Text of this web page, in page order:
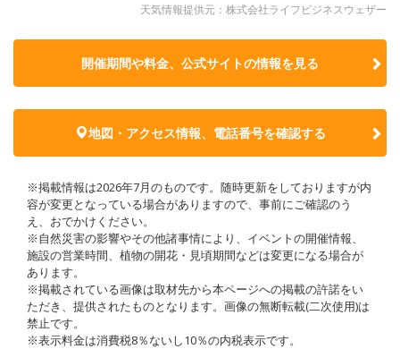
天気情報提供元：株式会社ライフビジネスウェザー
開催期間や料金、公式サイトの情報を見る
地図・アクセス情報、電話番号を確認する
※掲載情報は2026年7月のものです。随時更新をしておりますが内
容が変更となっている場合がありますので、事前にご確認のう
え、おでかけください。
※自然災害の影響やその他諸事情により、イベントの開催情報、
施設の営業時間、植物の開花・見頃期間などは変更になる場合が
あります。
※掲載されている画像は取材先から本ページへの掲載の許諾をい
ただき、提供されたものとなります。画像の無断転載(二次使用)は
禁止です。
※表示料金は消費税8％ないし10％の内税表示です。